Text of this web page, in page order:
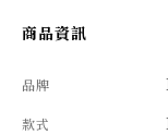
商品資訊
品牌
款式